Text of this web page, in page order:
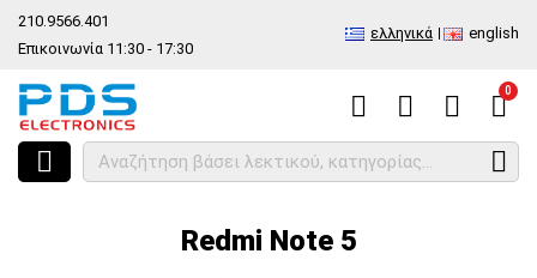
210.9566.401
Επικοινωνία 11:30 - 17:30
ελληνικά english
0
HOME Ανά Μάρκα - Μοντέλο Κινητά Xiaomi Redmi Note serie
Redmi Note 5